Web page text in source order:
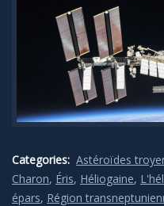
Categories: Astéroïdes
Charon, Éris, Héliogaine,
épars, Région